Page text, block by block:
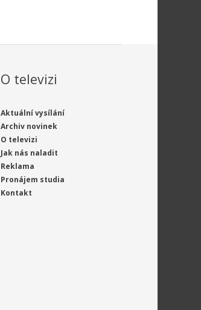
O televizi
Aktuální vysílání
Archiv novinek
O televizi
Jak nás naladit
Reklama
Pronájem studia
Kontakt